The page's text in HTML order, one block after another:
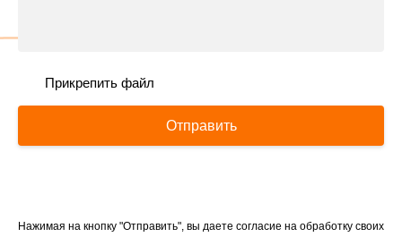
Прикрепить файл
Отправить
Нажимая на кнопку "Отправить", вы даете согласие на обработку своих